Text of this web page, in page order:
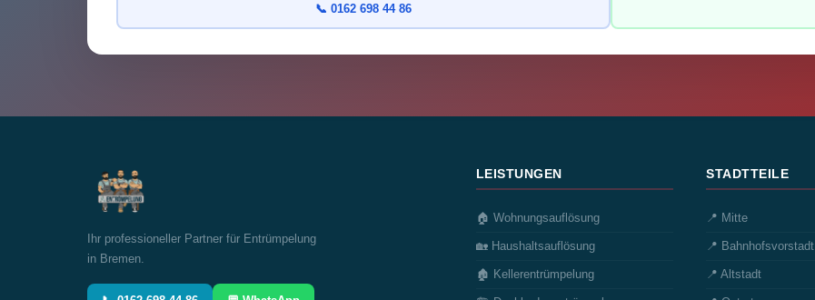
📞 0162 698 44 86
Ihr professioneller Partner für Entrümpelung
in Bremen.
LEISTUNGEN
🏠 Wohnungsauflösung
🏡 Haushaltsauflösung
🏚️ Kellerentrümpelung
STADTTEILE
📍 Mitte
📍 Bahnhofsvorstadt
📍 Altstadt